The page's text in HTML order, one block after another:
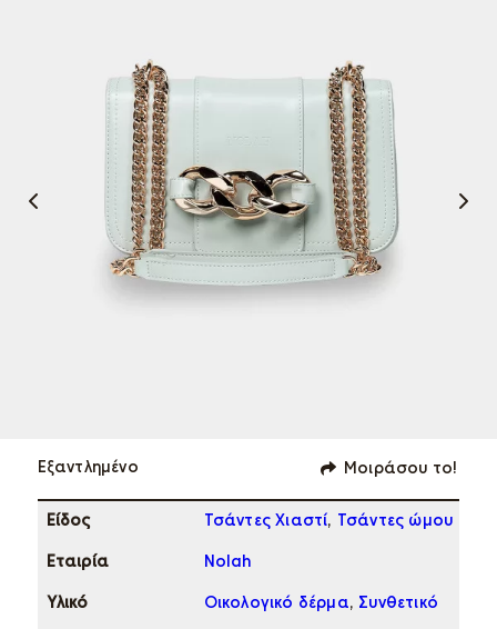
Εξαντλημένο Μοιράσου το!
Eίδος Τσάντες Χιαστί, Τσάντες ώμου
Εταιρία Nolah
Υλικό Οικολογικό δέρμα, Συνθετικό